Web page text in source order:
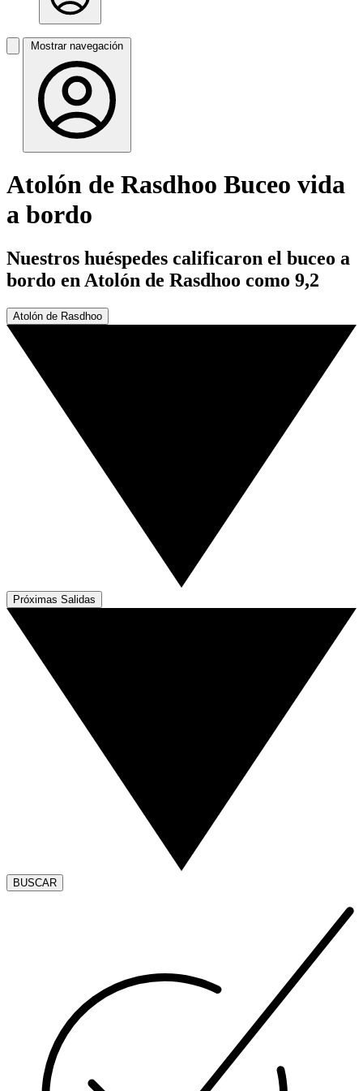
Mostrar navegación
Atolón de Rasdhoo Buceo vida
a bordo
Nuestros huéspedes calificaron el buceo a
bordo en Atolón de Rasdhoo como 9,2
Atolón de Rasdhoo
Próximas Salidas
BUSCAR